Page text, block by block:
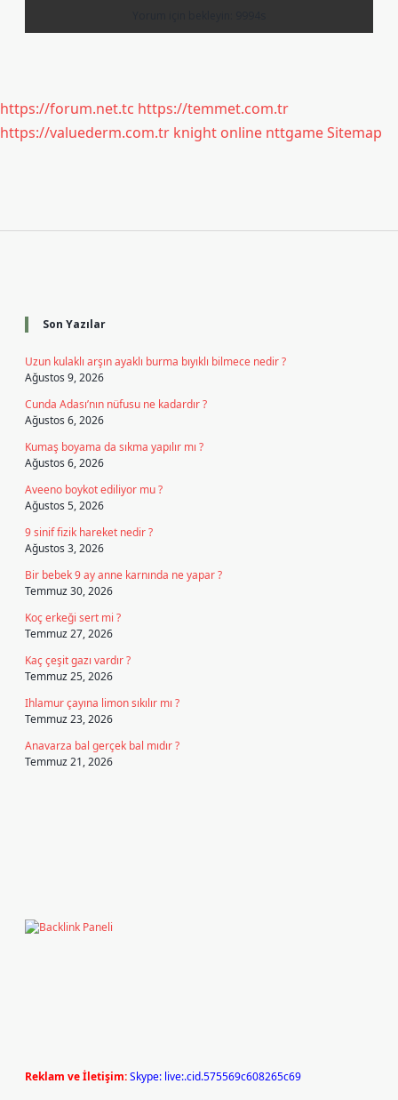
https://forum.net.tc https://temmet.com.tr
https://valuederm.com.tr knight online nttgameSitemap
Son Yazılar
Uzun kulaklı arşın ayaklı burma bıyıklı bilmece nedir ?
Ağustos 9, 2026
Cunda Adası’nın nüfusu ne kadardır ?
Ağustos 6, 2026
Kumaş boyama da sıkma yapılır mı ?
Ağustos 6, 2026
Aveeno boykot ediliyor mu ?
Ağustos 5, 2026
9 sinif fizik hareket nedir ?
Ağustos 3, 2026
Bir bebek 9 ay anne karnında ne yapar ?
Temmuz 30, 2026
Koç erkeği sert mi ?
Temmuz 27, 2026
Kaç çeşit gazı vardır ?
Temmuz 25, 2026
Ihlamur çayına limon sıkılır mı ?
Temmuz 23, 2026
Anavarza bal gerçek bal mıdır ?
Temmuz 21, 2026
Reklam ve İletişim:Skype: live:.cid.575569c608265c69